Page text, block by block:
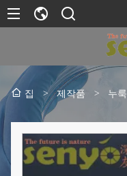
집 > 제작품 > 누룩